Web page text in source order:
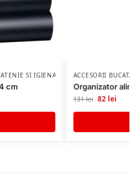
SI IGIENA
cm
ACCESORII
Organizator
131lei 82 lei